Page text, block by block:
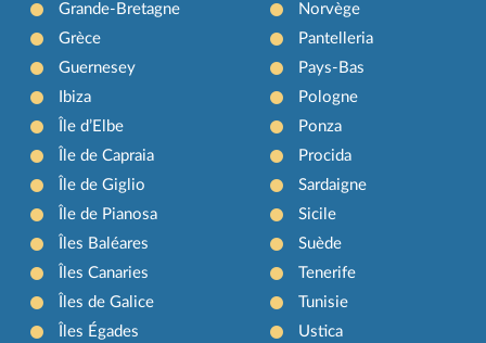
Grande-Bretagne
Grèce
Guernesey
Ibiza
Île d’Elbe
Île de Capraia
Île de Giglio
Île de Pianosa
Îles Baléares
Îles Canaries
Îles de Galice
Îles Égades
Norvège
Pantelleria
Pays-Bas
Pologne
Ponza
Procida
Sardaigne
Sicile
Suède
Tenerife
Tunisie
Ustica